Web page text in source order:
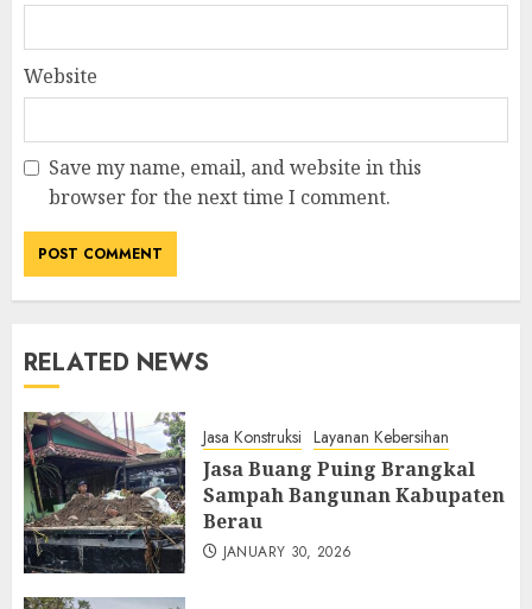
Website
Save my name, email, and website in this
browser for the next time I comment.
RELATED NEWS
Jasa Konstruksi Layanan Kebersihan
Jasa Buang Puing Brangkal
Sampah Bangunan Kabupaten
Berau
JANUARY 30, 2026